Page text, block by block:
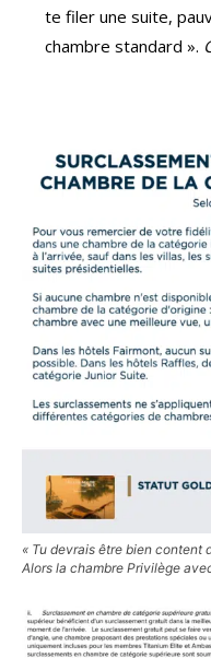
te filer une suite,
chambre standard ».
« Tu devrais être bien content
Alors la chambre Privilège